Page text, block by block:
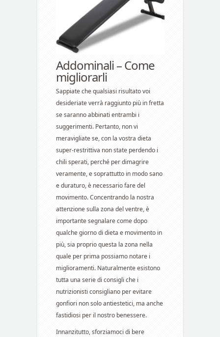
Addominali – Come
migliorarli
Sappiate che qualsiasi risultato voi
desideriate verrà raggiunto più in fretta
se saranno abbinati entrambi i
suggerimenti. Pertanto, non vi
meravigliate se, con la vostra dieta
super-restrittiva non state perdendo i
chili sperati, perché per dimagrire
veramente, e soprattutto in modo sano
e duraturo, è necessario fare del
movimento. Concentrando la nostra
attenzione sulla zona del ventre, è
importante segnalare come dopo
qualche giorno di dieta e movimento in
più, sia proprio questa la zona nella
quale per prima possiamo notare i
miglioramenti. Naturalmente esistono
tutta una serie di consigli che i
nutrizionisti consigliano per evitare
gonfiori non solo antiestetici, ma anche
fastidiosi per il nostro benessere.
Innanzitutto, sforziamoci di bere